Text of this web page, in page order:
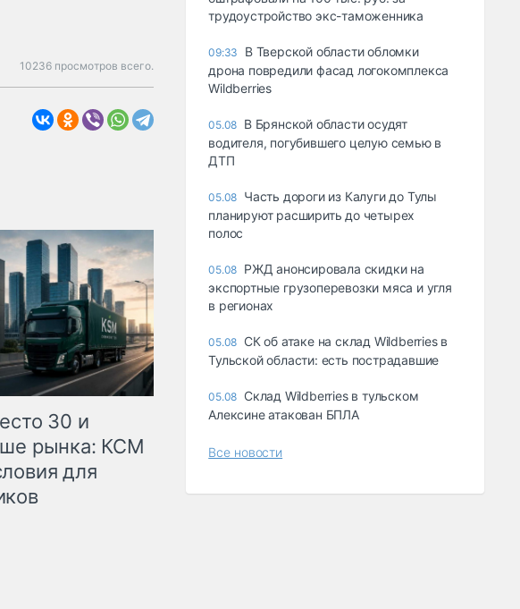
10236 просмотров всего.
30 и
рынка: КСМ
для
трудоустройство экс-таможенника
09:33
В Тверской области обломки
дрона повредили фасад логокомплекса
Wildberries
05.08 В Брянской области осудят
водителя, погубившего целую семью в
ДТП
05.08 Часть дороги из Калуги до Тулы
планируют расширить до четырех
полос
05.08 РЖД анонсировала скидки на
экспортные грузоперевозки мяса и угля
в регионах
05.08 СК об атаке на склад Wildberries в
Тульской области: есть пострадавшие
05.08 Склад Wildberries в тульском
Алексине атакован БПЛА
Все новости